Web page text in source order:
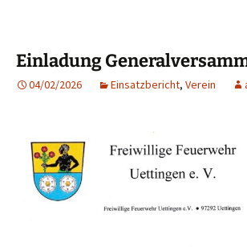
Einladung
04/02/2026 Einsatzbericht, Verein